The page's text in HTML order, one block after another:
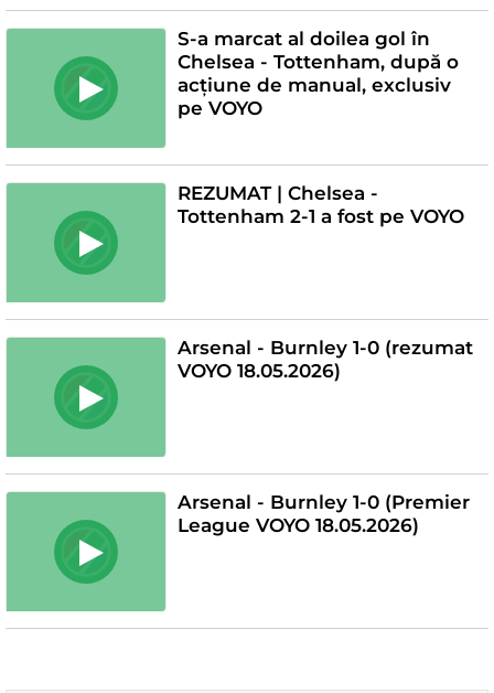
S-a marcat al doilea gol în
Chelsea - Tottenham, după o
acțiune de manual, exclusiv
pe VOYO
REZUMAT | Chelsea -
Tottenham 2-1 a fost pe VOYO
Arsenal - Burnley 1-0 (rezumat
VOYO 18.05.2026)
Arsenal - Burnley 1-0 (Premier
League VOYO 18.05.2026)